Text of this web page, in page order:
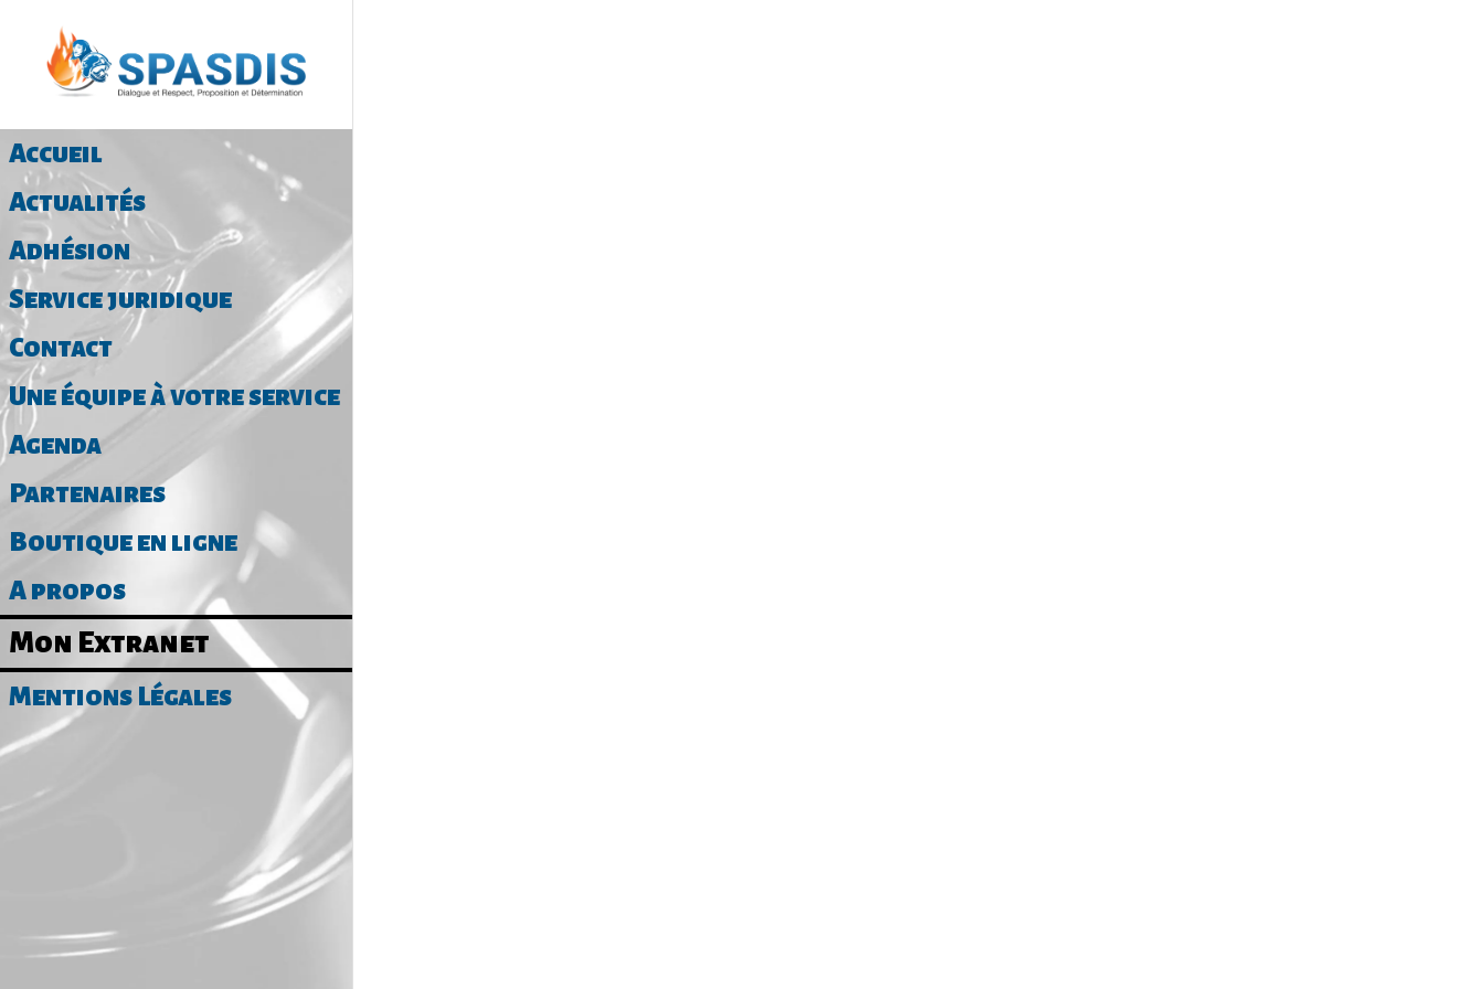
Accueil
Actualités
Adhésion
Service juridique
Contact
Une équipe à votre service
Agenda
Partenaires
Boutique en ligne
A propos
Mon Extranet
Mentions Légales